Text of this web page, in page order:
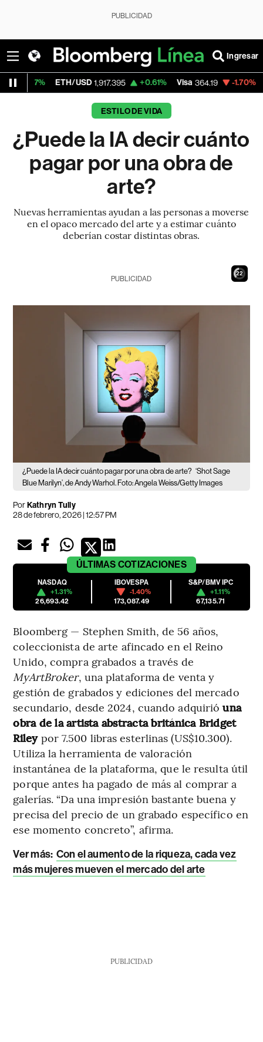
PUBLICIDAD
Ingresar
1,917.395 +0.61% Visa 364.19 -1.70% MercadoLibre
ESTILO DE VIDA
¿Puede la IA decir cuánto
pagar por una obra de
arte?
Nuevas herramientas ayudan a las personas a moverse
en el opaco mercado del arte y a estimar cuánto
deberían costar distintas obras.
21
PUBLICIDAD
¿Puede la IA decir cuánto pagar por una obra de arte? ‘Shot Sage
Blue Marilyn’, de Andy Warhol. Foto: Angela Weiss/Getty Images
PorKathryn Tully
28 de febrero, 2026 | 12:57 PM
ÚLTIMAS COTIZACIONES
NASDAQ
+1.31%
26,693.42
IBOVESPA
-1.40%
173,087.49
S&P/BMV IPC
+1.11%
67,135.71
Bloomberg — Stephen Smith, de 56 años,
coleccionista de arte afincado en el Reino
Unido, compra grabados a través de
MyArtBroker, una plataforma de venta y
gestión de grabados y ediciones del mercado
secundario, desde 2024, cuando adquirióuna
obra de la artista abstracta británica Bridget
Rileypor 7.500 libras esterlinas (US$10.300).
Utiliza la herramienta de valoración
instantánea de la plataforma, que le resulta útil
porque antes ha pagado de más al comprar a
galerías. “Da una impresión bastante buena y
precisa del precio de un grabado específico en
ese momento concreto”, afirma.
Ver más: Con el aumento de la riqueza, cada vez
más mujeres mueven el mercado del arte
PUBLICIDAD